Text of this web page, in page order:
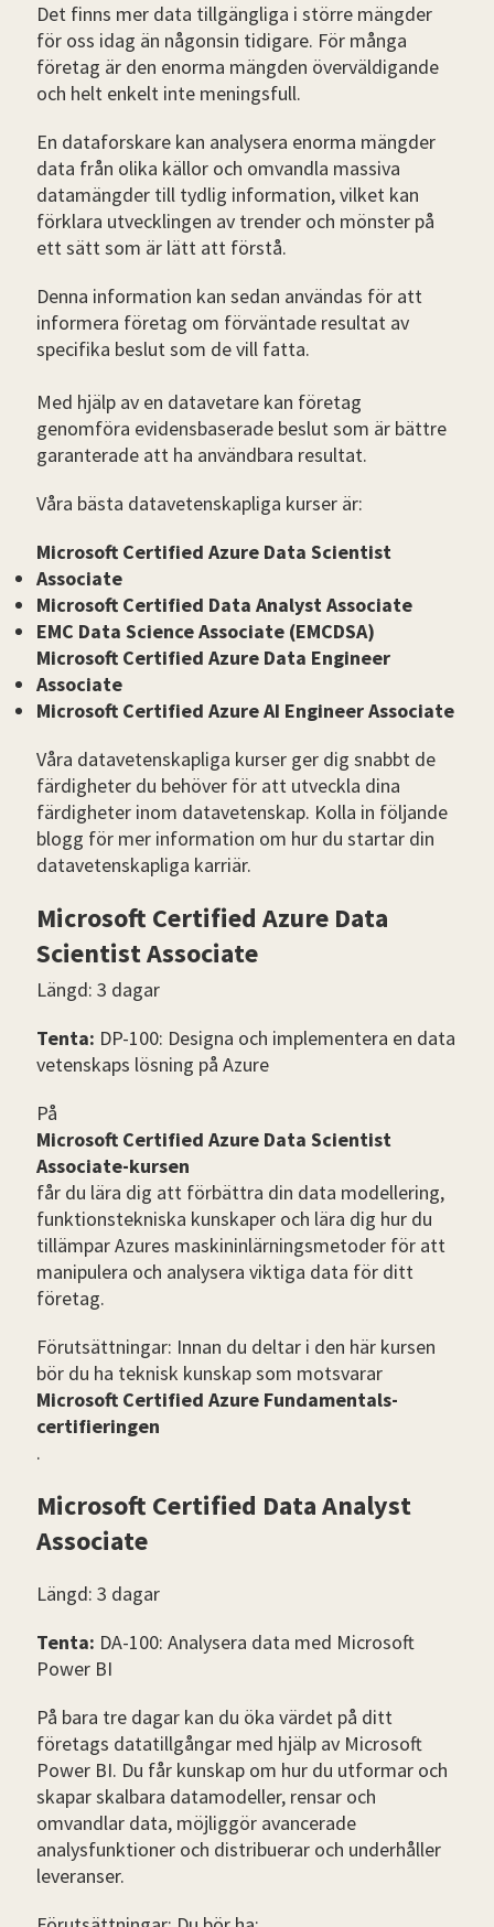
Det finns mer data tillgängliga i större mängder
för oss idag än någonsin tidigare. För många
företag är den enorma mängden överväldigande
och helt enkelt inte meningsfull.
En dataforskare kan analysera enorma mängder
data från olika källor och omvandla massiva
datamängder till tydlig information, vilket kan
förklara utvecklingen av trender och mönster på
ett sätt som är lätt att förstå.
Denna information kan sedan användas för att
informera företag om förväntade resultat av
specifika beslut som de vill fatta.
Med hjälp av en datavetare kan företag
genomföra evidensbaserade beslut som är bättre
garanterade att ha användbara resultat.
Våra bästa datavetenskapliga kurser är:
Microsoft Certified Azure Data Scientist
Associate
Microsoft Certified Data Analyst Associate
EMC Data Science Associate (EMCDSA)
Microsoft Certified Azure Data Engineer
Associate
Microsoft Certified Azure AI Engineer Associate
Våra datavetenskapliga kurser ger dig snabbt de
färdigheter du behöver för att utveckla dina
färdigheter inom datavetenskap. Kolla in följande
blogg för mer information om hur du startar din
datavetenskapliga karriär.
Microsoft Certified Azure Data
Scientist Associate
Längd: 3 dagar
Tenta: DP-100: Designa och implementera en data
vetenskaps lösning på Azure
På
Microsoft Certified Azure Data Scientist
Associate-kursen
får du lära dig att förbättra din data modellering,
funktionstekniska kunskaper och lära dig hur du
tillämpar Azures maskininlärningsmetoder för att
manipulera och analysera viktiga data för ditt
företag.
Förutsättningar: Innan du deltar i den här kursen
bör du ha teknisk kunskap som motsvarar
Microsoft Certified Azure Fundamentals-
certifieringen
.
Microsoft Certified Data Analyst
Associate
Längd: 3 dagar
Tenta: DA-100: Analysera data med Microsoft
Power BI
På bara tre dagar kan du öka värdet på ditt
företags datatillgångar med hjälp av Microsoft
Power BI. Du får kunskap om hur du utformar och
skapar skalbara datamodeller, rensar och
omvandlar data, möjliggör avancerade
analysfunktioner och distribuerar och underhåller
leveranser.